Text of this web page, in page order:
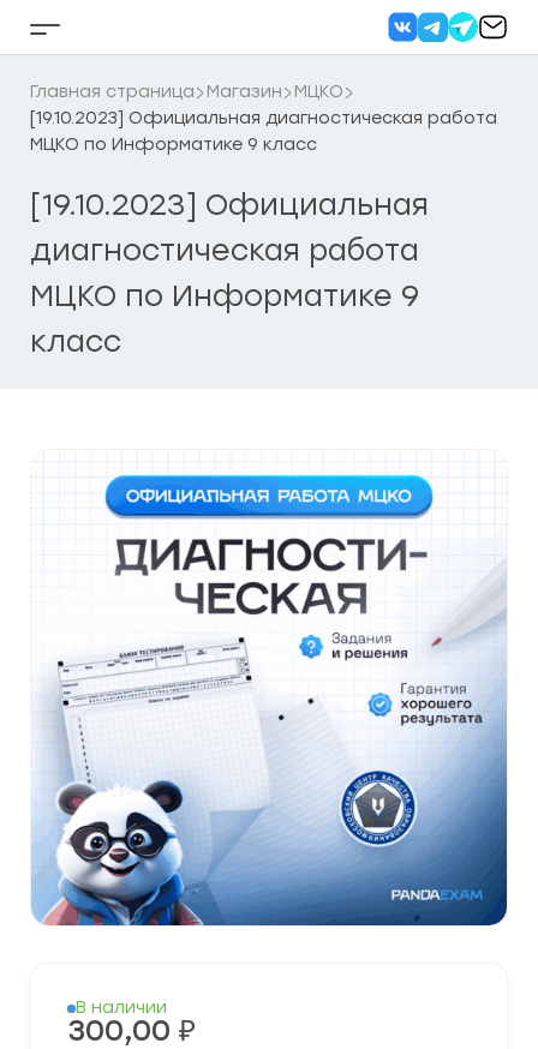
Кнопка
бокового
меню
Главная страница Магазин
МЦКО
[19.10.2023] Официальная диагностическая работа
МЦКО по Информатике 9 класс
[19.10.2023] Официальная
диагностическая работа
МЦКО по Информатике 9
класс
В наличии
300,00 ₽